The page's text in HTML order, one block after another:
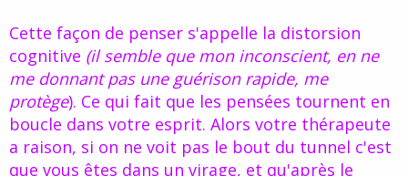
Cette façon de penser s'appelle la distorsion
cognitive (il semble que mon inconscient, en ne
me donnant pas une guérison rapide, me
protège). Ce qui fait que les pensées tournent en
boucle dans votre esprit. Alors votre thérapeute
a raison, si on ne voit pas le bout du tunnel c'est
que vous êtes dans un virage, et qu'après le